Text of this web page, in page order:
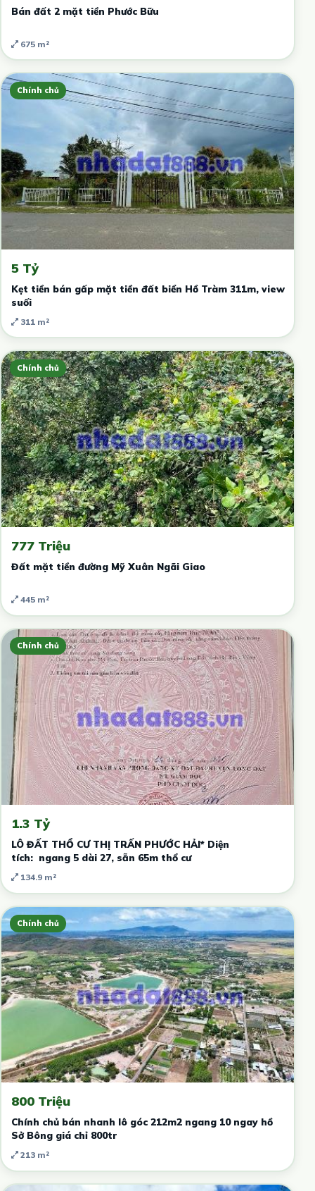
Bán đất 2 mặt tiền Phước Bữu
675 m²
Chính chủ
5 Tỷ
Kẹt tiền bán gấp mặt tiền đất biển Hồ Tràm 311m, view
suối
311 m²
Chính chủ
777 Triệu
Đất mặt tiền đường Mỹ Xuân Ngãi Giao
445 m²
Chính chủ
1.3 Tỷ
LÔ ĐẤT THỔ CƯ THỊ TRẤN PHƯỚC HẢI* Diện
tích: ngang 5 dài 27, sẵn 65m thổ cư
134.9 m²
Chính chủ
800 Triệu
Chính chủ bán nhanh lô góc 212m2 ngang 10 ngay hồ
Sở Bông giá chỉ 800tr
213 m²